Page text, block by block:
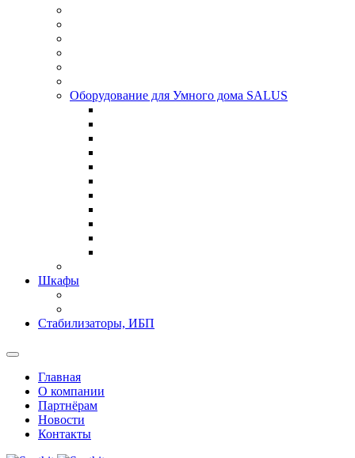
Оборудование для Умного дома SALUS
Шкафы
Стабилизаторы, ИБП
Главная
О компании
Партнёрам
Новости
Контакты